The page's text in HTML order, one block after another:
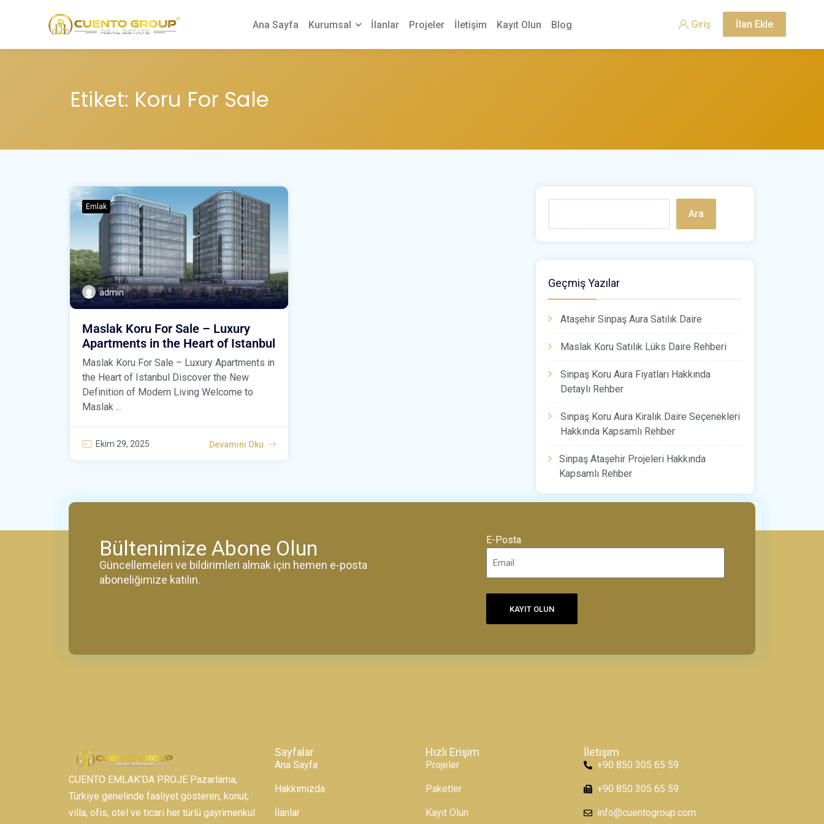
Ana Sayfa Kurumsal İlanlar Projeler İletişim Kayıt Olun Blog Giriş İlan Ekle
Etiket: Koru For Sale
Emlak
admin
Maslak Koru For Sale – Luxury
Apartments in the Heart of Istanbul
Maslak Koru For Sale – Luxury Apartments in
the Heart of Istanbul Discover the New
Definition of Modern Living Welcome to
Maslak ...
Ekim 29, 2025 Devamını Oku
Ara
Geçmiş Yazılar
Ataşehir Sinpaş Aura Satılık Daire
Maslak Koru Satılık Lüks Daire Rehberi
Sinpaş Koru Aura Fiyatları Hakkında
Detaylı Rehber
Sinpaş Koru Aura Kiralık Daire Seçenekleri
Hakkında Kapsamlı Rehber
Sinpaş Ataşehir Projeleri Hakkında
Kapsamlı Rehber
Bültenimize Abone Olun
Güncellemeleri ve bildirimleri almak için hemen e-posta
aboneliğimize katılın.
E-Posta
KAYIT OLUN
CUENTO EMLAK’DA PROJE Pazarlama,
Türkiye genelinde faaliyet gösteren, konut,
villa, ofis, otel ve ticari her türlü gayrimenkul
Sayfalar
Ana Sayfa
Hakkımızda
İlanlar
Hızlı Erişim
Projeler
Paketler
Kayıt Olun
İletişim
+90 850 305 65 59
+90 850 305 65 59
info@cuentogroup.com